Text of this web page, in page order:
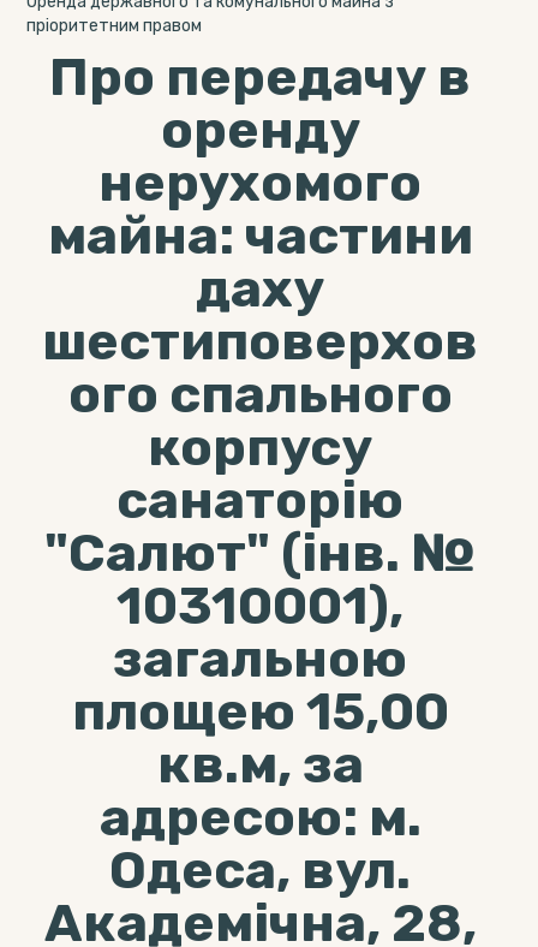
пріоритетним правом
Про передачу в
оренду
нерухомого
майна: частини
даху
шестиповерхов
ого спального
корпусу
санаторію
"Салют" (інв. №
10310001),
загальною
площею 15,00
кв.м, за
адресою: м.
Одеса, вул.
Академічна, 28,